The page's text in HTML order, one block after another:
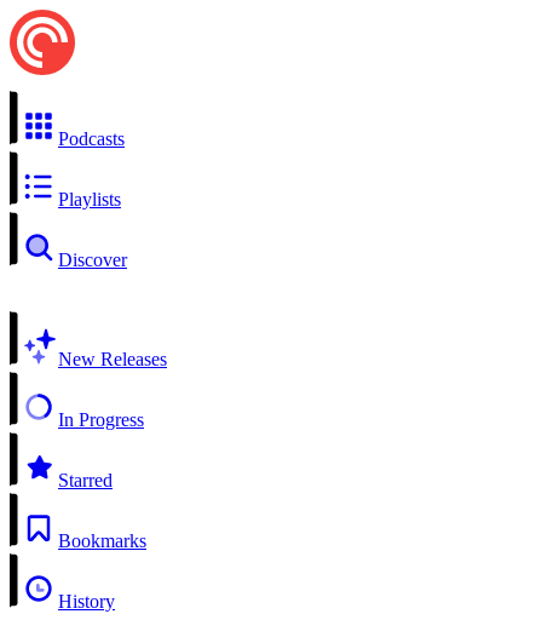
Podcasts
Playlists
Discover
New Releases
In Progress
Starred
Bookmarks
History